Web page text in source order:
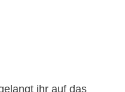
ihr auf das